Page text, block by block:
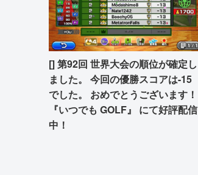
[] 第92回 世界大会の順位が確定し
ました。 今回の優勝スコアは-15
でした。 おめでとうございます！
『いつでも GOLF』 にて好評配信
中！